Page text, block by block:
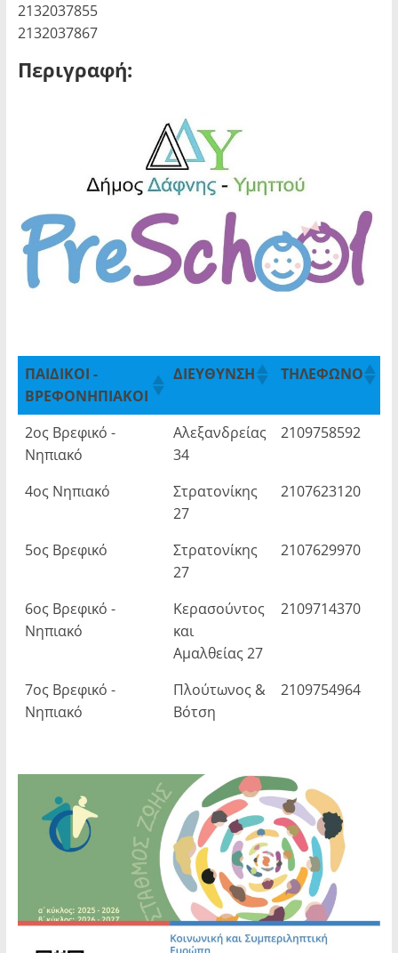
2132037855
2132037867
Περιγραφή:
ΠΑΙΔΙΚΟΙ -
ΒΡΕΦΟΝΗΠΙΑΚΟΙ
ΔΙΕΥΘΥΝΣΗ ΤΗΛΕΦΩΝΟ
ΠΑΙΔΙΚΟΙ -
ΒΡΕΦΟΝΗΠΙΑΚΟΙ
ΔΙΕΥΘΥΝΣΗ ΤΗΛΕΦΩΝΟ
2ος Βρεφικό -
Νηπιακό
Αλεξανδρείας
34
2109758592
4ος Νηπιακό
Στρατονίκης
27
2107623120
5ος Βρεφικό
Στρατονίκης
27
2107629970
6ος Βρεφικό -
Νηπιακό
Κερασούντος
και
Αμαλθείας 27
2109714370
7ος Βρεφικό -
Νηπιακό
Πλούτωνος &
Βότση
2109754964